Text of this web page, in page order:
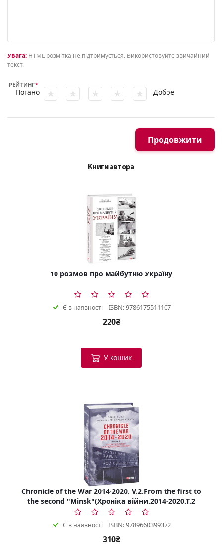
Увага: HTML розмітка не підтримується. Використовуйте звичайний
текст.
РЕЙТИНГ
Погано Добре
Продовжити
Книги автора
10 розмов про майбутню Україну
Є в наявності ISBN: 9786175511107
220₴
У кошик
Chronicle of the War 2014-2020. V.2.From the first to
the second "Minsk"(Хроніка війни.2014-2020.Т.2
Є в наявності ISBN: 9789660399372
310₴